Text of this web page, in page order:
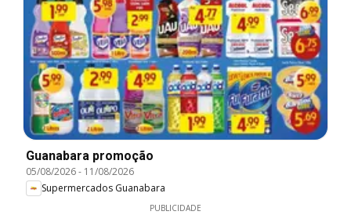
Guanabara promoção
05/08/2026- 11/08/2026
Supermercados Guanabara
PUBLICIDADE